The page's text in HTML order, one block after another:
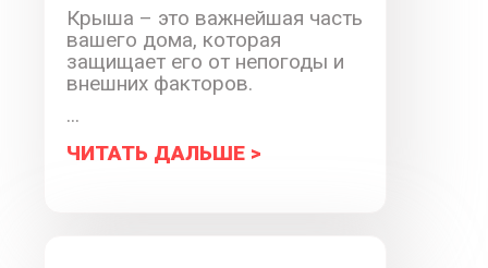
Крыша – это важнейшая часть
вашего дома, которая
защищает его от непогоды и
внешних факторов.
...
ЧИТАТЬ ДАЛЬШЕ >